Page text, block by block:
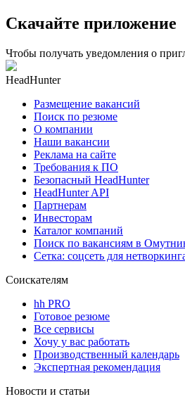
Скачайте приложение
Чтобы получать уведомления о
HeadHunter
Размещение вакансий
Поиск по резюме
О компании
Наши вакансии
Реклама на сайте
Требования к ПО
Безопасный HeadHunter
HeadHunter API
Партнерам
Инвесторам
Каталог компаний
Поиск по вакансиям в
Сетка: соцсеть для
Соискателям
hh PRO
Готовое резюме
Все сервисы
Хочу у вас работать
Производственный календарь
Экспертная рекомендация
Новости и статьи